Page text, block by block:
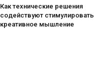
Как технические решения
содействуют стимулировать
креативное мышление